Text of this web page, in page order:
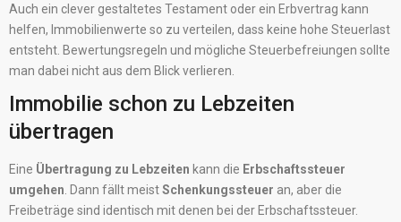
Auch ein clever gestaltetes Testament oder ein Erbvertrag kann
helfen, Immobilienwerte so zu verteilen, dass keine hohe Steuerlast
entsteht. Bewertungsregeln und mögliche Steuerbefreiungen sollte
man dabei nicht aus dem Blick verlieren.
Immobilie schon zu Lebzeiten
übertragen
Eine Übertragung zu Lebzeiten kann die Erbschaftssteuer
umgehen . Dann fällt meistSchenkungssteuer an, aber die
Freibeträge sind identisch mit denen bei der Erbschaftssteuer.